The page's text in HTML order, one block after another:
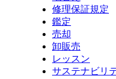
修理保証規定
鑑定
売却
卸販売
レッスン
サステナビリ